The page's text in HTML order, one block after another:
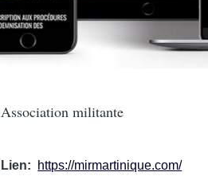
Intro
Association militante
Lien https://mirmartinique.com/